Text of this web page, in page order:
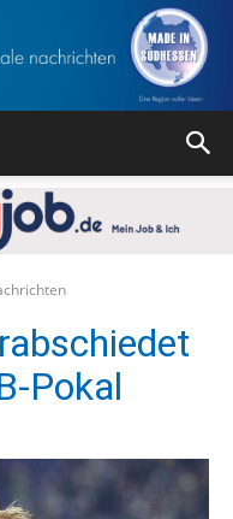
Pokal